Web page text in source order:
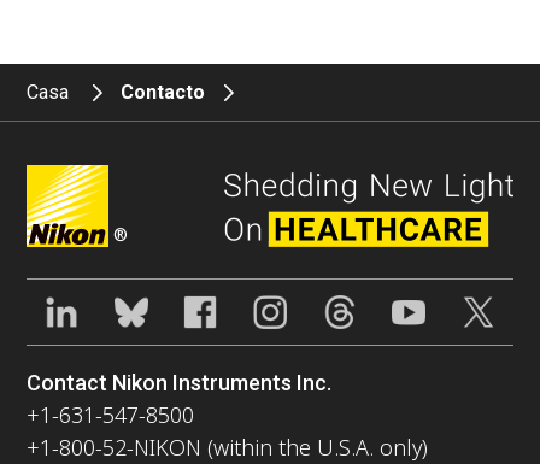
Casa Contacto
®
Contact Nikon Instruments Inc.
+1-631-547-8500
+1-800-52-NIKON (within the U.S.A. only)